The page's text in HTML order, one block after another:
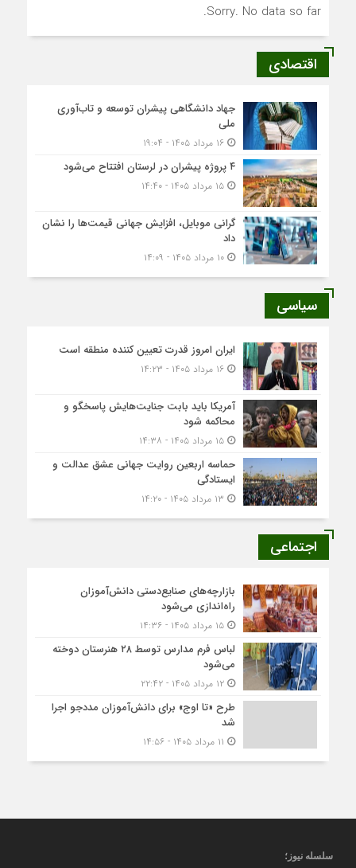
Sorry. No data so far.
اقتصادی
جهاد دانشگاهی پیشران توسعه و تاب‌آوری
ملی
۱۶ مرداد ۱۴۰۵ - ۱۹:۰۴
۴ پروژه پیشران در لرستان افتتاح می‌شود
۱۵ مرداد ۱۴۰۵ - ۱۴:۴۰
گرانی موبایل، افزایش جهانی قیمت‌ها را نشان
داد
۱۰ مرداد ۱۴۰۵ - ۱۴:۰۹
سیاسی
ایران امروز قدرت تعیین کننده منطقه است
۱۶ مرداد ۱۴۰۵ - ۱۴:۲۳
آمریکا باید بابت جنایت‌هایش پاسخگو و
محاکمه شود
۱۵ مرداد ۱۴۰۵ - ۱۴:۳۸
حماسه اربعین روایت جهانی عشق عدالت و
ایستادگی
اجتماعی
بازارچه‌های صنایع‌دستی دانش‌آموزان
راه‌اندازی می‌شود
۱۵ مرداد ۱۴۰۵ - ۱۴:۳۶
لباس فرم مدارس توسط ۲۸ هنرستان‌ دوخته
می‌شود
۱۲ مرداد ۱۴۰۵ - ۲۲:۴۲
طرح «تا اوج» برای دانش‌آموزان مددجو اجرا
شد
سلسله نیوز؛